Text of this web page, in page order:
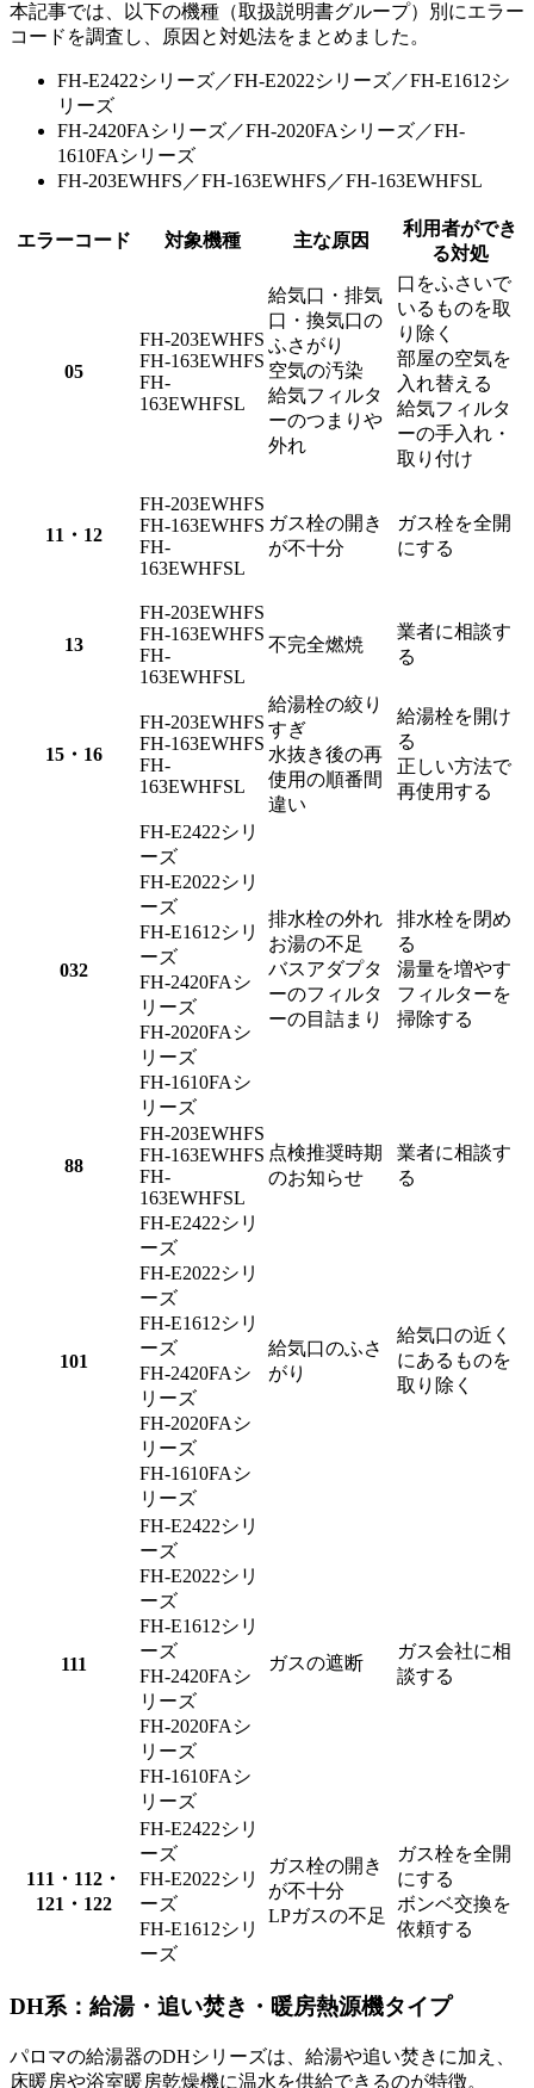
本記事では、以下の機種（取扱説明書グループ）別にエラー
コードを調査し、原因と対処法をまとめました。
FH-E2422シリーズ／FH-E2022シリーズ／FH-E1612シ
リーズ
FH-2420FAシリーズ／FH-2020FAシリーズ／FH-
1610FAシリーズ
FH-203EWHFS／FH-163EWHFS／FH-163EWHFSL
エラーコード 対象機種 主な原因
利用者ができ
る対処
05
FH-203EWHFS
FH-163EWHFS
FH-
163EWHFSL
給気口・排気
口・換気口の
ふさがり
空気の汚染
給気フィルタ
ーのつまりや
外れ
口をふさいで
いるものを取
り除く
部屋の空気を
入れ替える
給気フィルタ
ーの手入れ・
取り付け
11・12
FH-203EWHFS
FH-163EWHFS
FH-
163EWHFSL
ガス栓の開き
が不十分
ガス栓を全開
にする
13
FH-203EWHFS
FH-163EWHFS
FH-
163EWHFSL
不完全燃焼
業者に相談す
る
15・16
FH-203EWHFS
FH-163EWHFS
FH-
163EWHFSL
給湯栓の絞り
すぎ
水抜き後の再
使用の順番間
違い
給湯栓を開け
る
正しい方法で
再使用する
032
FH-E2422シリ
ーズ
FH-E2022シリ
ーズ
FH-E1612シリ
ーズ
FH-2420FAシ
リーズ
FH-2020FAシ
リーズ
FH-1610FAシ
リーズ
排水栓の外れ
お湯の不足
バスアダプタ
ーのフィルタ
ーの目詰まり
排水栓を閉め
る
湯量を増やす
フィルターを
掃除する
88
FH-203EWHFS
FH-163EWHFS
FH-
163EWHFSL
点検推奨時期
のお知らせ
業者に相談す
る
101
FH-E2422シリ
ーズ
FH-E2022シリ
ーズ
FH-E1612シリ
ーズ
FH-2420FAシ
リーズ
FH-2020FAシ
リーズ
FH-1610FAシ
リーズ
給気口のふさ
がり
給気口の近く
にあるものを
取り除く
111
FH-E2422シリ
ーズ
FH-E2022シリ
ーズ
FH-E1612シリ
ーズ
FH-2420FAシ
リーズ
FH-2020FAシ
リーズ
FH-1610FAシ
リーズ
ガスの遮断
ガス会社に相
談する
111・112・
121・122
FH-E2422シリ
ーズ
FH-E2022シリ
ーズ
FH-E1612シリ
ーズ
ガス栓の開き
が不十分
LPガスの不足
ガス栓を全開
にする
ボンベ交換を
依頼する
DH系：給湯・追い焚き・暖房熱源機タイプ
パロマの給湯器のDHシリーズは、給湯や追い焚きに加え、
床暖房や浴室暖房乾燥機に温水を供給できるのが特徴。